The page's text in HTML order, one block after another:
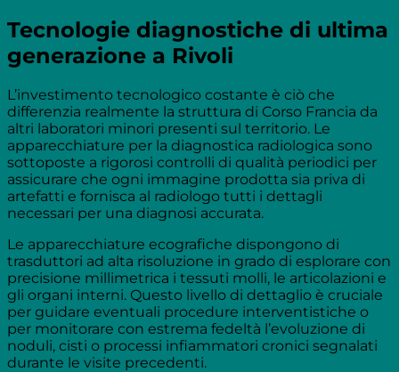
Tecnologie diagnostiche di ultima
generazione a Rivoli
L’investimento tecnologico costante è ciò che
differenzia realmente la struttura di Corso Francia da
altri laboratori minori presenti sul territorio. Le
apparecchiature per la diagnostica radiologica sono
sottoposte a rigorosi controlli di qualità periodici per
assicurare che ogni immagine prodotta sia priva di
artefatti e fornisca al radiologo tutti i dettagli
necessari per una diagnosi accurata.
Le apparecchiature ecografiche dispongono di
trasduttori ad alta risoluzione in grado di esplorare con
precisione millimetrica i tessuti molli, le articolazioni e
gli organi interni. Questo livello di dettaglio è cruciale
per guidare eventuali procedure interventistiche o
per monitorare con estrema fedeltà l’evoluzione di
noduli, cisti o processi infiammatori cronici segnalati
durante le visite precedenti.